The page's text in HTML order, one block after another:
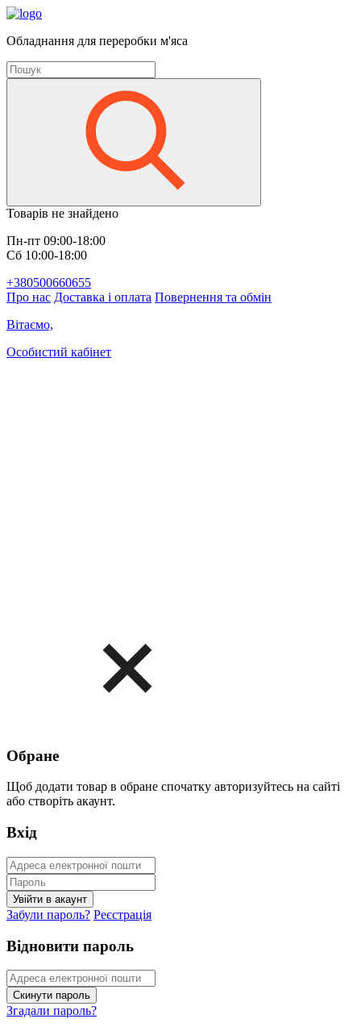
Обладнання для переробки м'яса
Товарів не знайдено
Пн-пт 09:00-18:00
Сб 10:00-18:00
+380500660655
Про нас Доставка і оплата Повернення та обмін
Вітаємо,
Особистий кабінет
Обране
Щоб додати товар в обране спочатку авторизуйтесь на сайті
або створіть акаунт.
Вхід
Забули пароль? Реєстрація
Відновити пароль
Згадали пароль?